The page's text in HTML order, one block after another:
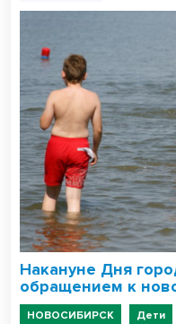
Накануне Дня
обращением к
НОВОСИБИРСК Дети